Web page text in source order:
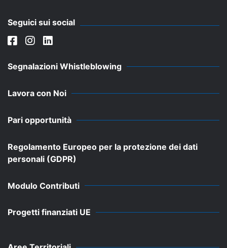
Seguici sui social
Segnalazioni Whistleblowing
Lavora con Noi
Pari opportunità
Regolamento Europeo per la protezione dei dati
personali (GDPR)
Modulo Contributi
Progetti finanziati UE